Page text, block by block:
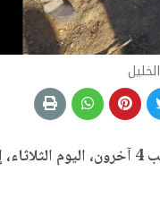
الخليل
لقيت طفلة مصرعها، وأصيب 4